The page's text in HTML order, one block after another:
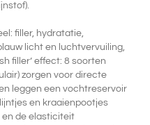
filler, hydratatie,
licht en luchtvervuiling,
filler’ effect: 8 soorten
zorgen voor directe
leggen een vochtreservoir
en kraaienpootjes
en de elasticiteit